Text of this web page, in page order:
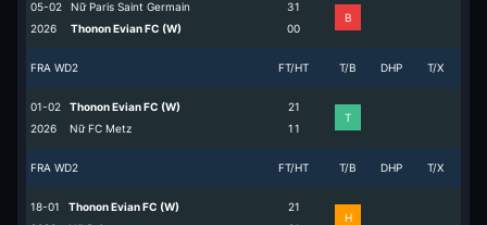
05-02
2026
Nữ Paris Saint Germain
Thonon Evian FC (W)
3
0
1
0
B
FRA WD2 FT/HT T/B DHP T/X
01-02
2026
Thonon Evian FC (W)
Nữ FC Metz
2
1
1
1
T
FRA WD2 FT/HT T/B DHP T/X
18-01
Thonon Evian FC (W)
21
H